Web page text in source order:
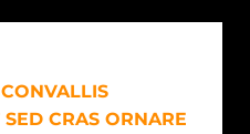
CRAS ORNARE